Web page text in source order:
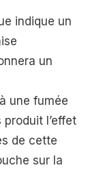
indique un
un
une fumée
l’effet
de cette
sur la